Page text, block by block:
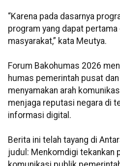
“Karena pada dasarnya
program yang dapat pertama
masyarakat,” kata Meutya.
Forum Bakohumas 2026
humas pemerintah pusat
menyamakan arah
menjaga reputasi negara di
informasi digital.
Berita ini telah tayang di
judul: Menkomdigi tekankan